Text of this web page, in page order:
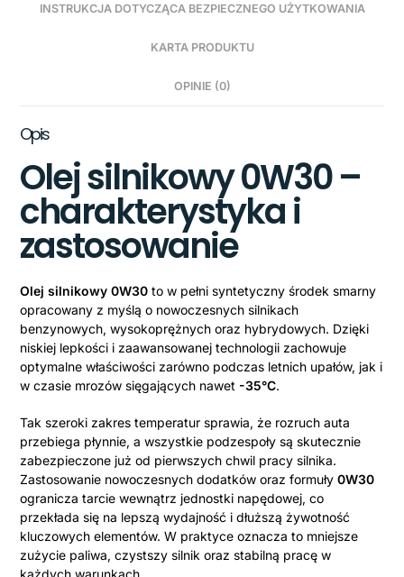
INSTRUKCJA DOTYCZĄCA BEZPIECZNEGO UŻYTKOWANIA
KARTA PRODUKTU
OPINIE (0)
Opis
Olej silnikowy 0W30 –
charakterystyka i
zastosowanie
Olej silnikowy 0W30 to w pełni syntetyczny środek smarny
opracowany z myślą o nowoczesnych silnikach
benzynowych, wysokoprężnych oraz hybrydowych. Dzięki
niskiej lepkości i zaawansowanej technologii zachowuje
optymalne właściwości zarówno podczas letnich upałów, jak i
w czasie mrozów sięgających nawet -35°C.
Tak szeroki zakres temperatur sprawia, że rozruch auta
przebiega płynnie, a wszystkie podzespoły są skutecznie
zabezpieczone już od pierwszych chwil pracy silnika.
Zastosowanie nowoczesnych dodatków oraz formuły0W30
ogranicza tarcie wewnątrz jednostki napędowej, co
przekłada się na lepszą wydajność i dłuższą żywotność
kluczowych elementów. W praktyce oznacza to mniejsze
zużycie paliwa, czystszy silnik oraz stabilną pracę w
każdych warunkach.